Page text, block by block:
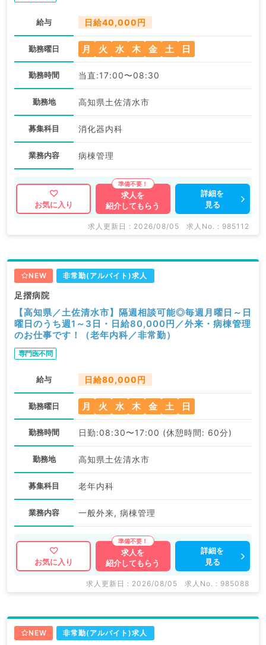
給与 日給40,000円
勤務曜日 月 火 水 木 金 土 日
勤務時間 当直:17:00〜08:30
勤務地 高知県土佐清水市
募集科目 消化器内科
業務内容 病棟管理
お気に入り
求人を
紹介してもらう
詳細を
見る
求人更新日 : 2026/08/05 求人No. : 985112
NEW 非常勤(アルバイト)求人
足摺病院
【高知県／土佐清水市】隔週相談可能◎毎週月曜日～日
曜日のうち週1～3日・日給80,000円／外来・病棟管理
のお仕事です！（老年内科／非常勤）
専門医不問
給与 日給80,000円
勤務曜日 月 火 水 木 金 土 日
勤務時間 日勤:08:30〜17:00 (休憩時間: 60分)
勤務地 高知県土佐清水市
募集科目 老年内科
業務内容 一般外来, 病棟管理
お気に入り
求人を
紹介してもらう
詳細を
見る
求人更新日 : 2026/08/05 求人No. : 985088
NEW 非常勤(アルバイト)求人